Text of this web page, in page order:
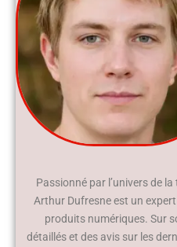
Passionné par l’univers de
Arthur Dufresne est un
produits numériques. Sur
détaillés et des avis sur les